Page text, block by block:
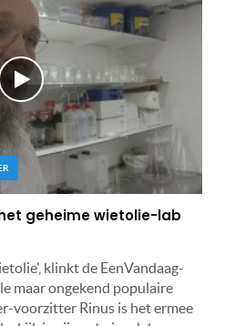
geheime wietolie-lab
klinkt de EenVandaag-
maar ongekend populaire
voorzitter Rinus is het ermee